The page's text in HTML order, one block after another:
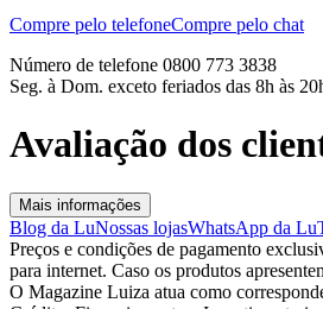
Compre pelo telefoneCompre pelo chat
Número de telefone 0800 773 3838
Seg. à Dom. exceto feriados das 8h às
Avaliação dos
Mais informações
Blog da LuNossas lojasWhatsApp da Lu
Preços e condições de pagamento
para internet. Caso os produtos
O Magazine Luiza atua como